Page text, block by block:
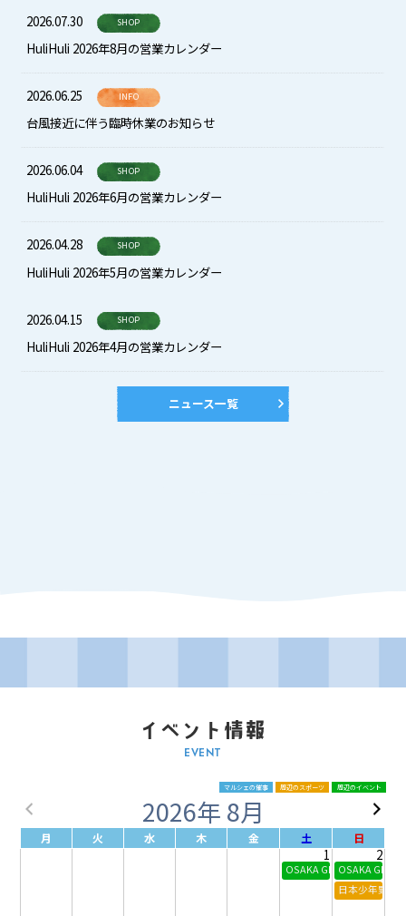
2026.07.30 SHOP
HuliHuli 2026年8月の営業カレンダー
2026.06.25 INFO
台風接近に伴う臨時休業のお知らせ
2026.06.04 SHOP
HuliHuli 2026年6月の営業カレンダー
2026.04.28 SHOP
HuliHuli 2026年5月の営業カレンダー
2026.04.15 SHOP
HuliHuli 2026年4月の営業カレンダー
ニュース一覧
EVENT
マルシェの催事 周辺のスポーツ 周辺のイベント
2026年 8月
月 火 水 木 金 土 日
1
OSAKA GIGANTIC MUSIC
2
OSAKA
日本少年野球